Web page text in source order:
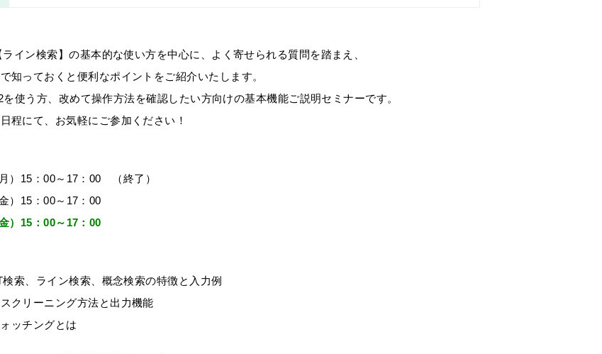
ライン検索】の基本的な使い方を中心に、よく寄せられる質問を踏まえ、
知っておくと便利なポイントをご紹介いたします。
を使う方、改めて操作方法を確認したい方向けの基本機能ご説明セミナーです。
程にて、お気軽にご参加ください！
）15：00～17：00 （終了）
）15：00～17：00
）15：00～17：00
検索、ライン検索、概念検索の特徴と入力例
クリーニング方法と出力機能
ッチングとは